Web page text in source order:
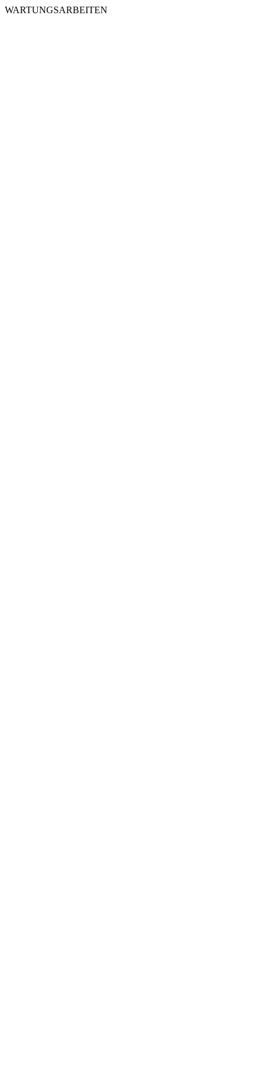
WARTUNGSARBEITEN